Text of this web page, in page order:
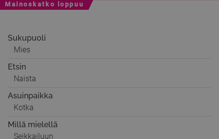
Mainoskatko loppuu
Sukupuoli
Mies
Etsin
Naista
Asuinpaikka
Kotka
Millä mielellä
Seikkailuun